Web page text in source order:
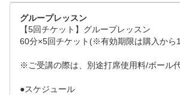
グループレッスン
【5回チケット】グループレッスン
60分×5回チケット(※有効期限は購入から
※ご受講の際は、別途打席使用料/ボール
●スケジュール